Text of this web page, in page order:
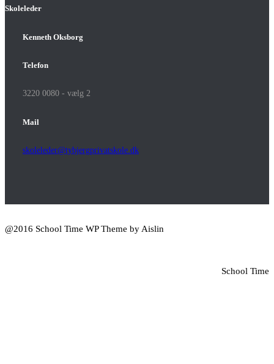
Skoleleder
Kenneth Oksborg
Telefon
3220 0080 - vælg 2
Mail
skoleleder@tybjergprivatskole.dk
@2016 School Time WP Theme by Aislin
School Time